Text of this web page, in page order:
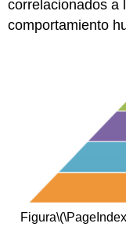
correlacionados a
comportamiento
Figura